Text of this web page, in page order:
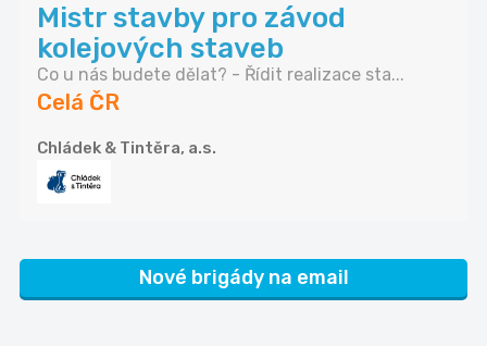
Mistr stavby pro závod
kolejových staveb
Co u nás budete dělat? - Řídit realizace sta...
Celá ČR
Chládek & Tintěra, a.s.
Nové brigády na email